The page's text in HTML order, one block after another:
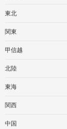
東北
関東
甲信越
北陸
東海
関西
中国